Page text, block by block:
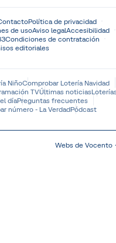
Política de privacidad
de usoAviso legalAccesibilidad
Condiciones de contratación
editoriales
NiñoComprobar Lotería Navidad
TVÚltimas noticias
díaPreguntas frecuentes
número - La VerdadPódcast
Webs de Vocento